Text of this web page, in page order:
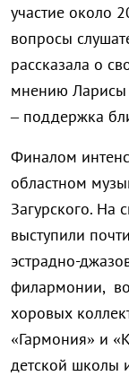
участие около
вопросы
рассказала о
мнению Ларисы
– поддержка
Финалом
областном
Загурского. На
выступили
эстрадно-
филармонии,
хоровых
«Гармония» и
детской школы